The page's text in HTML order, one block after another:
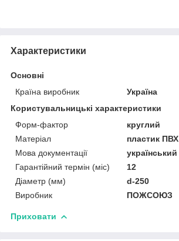
Характеристики
Основні
Країна виробник
Україна
Користувальницькі характеристики
Форм-фактор
круглий
Матеріал
пластик ПВХ
Мова документації
український
Гарантійний термін (міс)
12
Діаметр (мм)
d-250
Виробник
ПОЖСОЮЗ
Приховати